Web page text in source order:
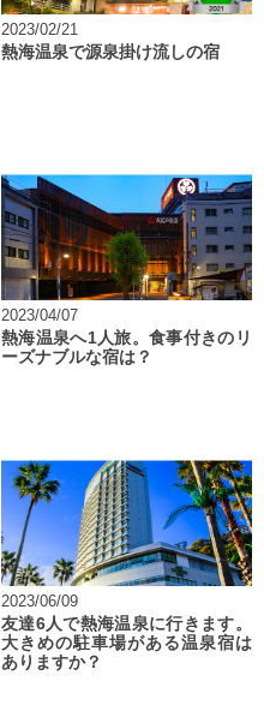
2023/02/21
熱海温泉で源泉掛け流しの宿
2023/04/07
熱海温泉へ1人旅。食事付きのリ
ーズナブルな宿は？
2023/06/09
友達6人で熱海温泉に行きます。
大きめの駐車場がある温泉宿は
ありますか？